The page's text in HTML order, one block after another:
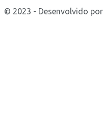
© 2023 - Desenvolvido